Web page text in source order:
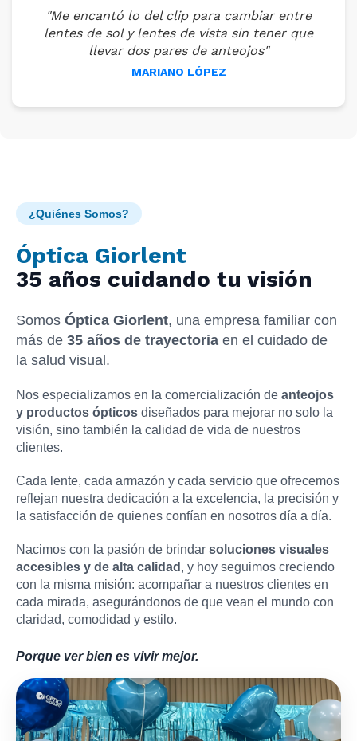
"Me encantó lo del clip para cambiar entre
lentes de sol y lentes de vista sin tener que
llevar dos pares de anteojos"
MARIANO LÓPEZ
¿Quiénes Somos?
Óptica Giorlent
35 años cuidando tu visión
Somos Óptica Giorlent, una empresa familiar con
más de 35 años de trayectoria en el cuidado de
la salud visual.
Nos especializamos en la comercialización de anteojos
y productos ópticos diseñados para mejorar no solo la
visión, sino también la calidad de vida de nuestros
clientes.
Cada lente, cada armazón y cada servicio que ofrecemos
reflejan nuestra dedicación a la excelencia, la precisión y
la satisfacción de quienes confían en nosotros día a día.
Nacimos con la pasión de brindar soluciones visuales
accesibles y de alta calidad , y hoy seguimos creciendo
con la misma misión: acompañar a nuestros clientes en
cada mirada, asegurándonos de que vean el mundo con
claridad, comodidad y estilo.
Porque ver bien es vivir mejor.